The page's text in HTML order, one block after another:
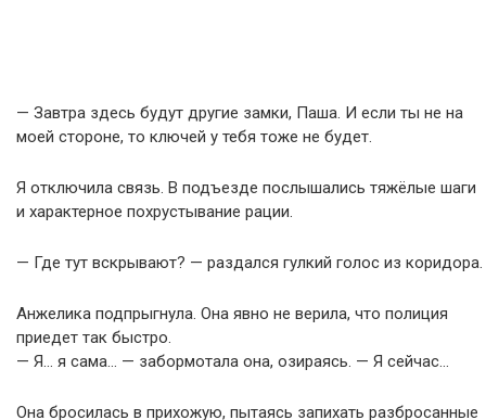
— Завтра здесь будут другие замки, Паша. И если ты не на
моей стороне, то ключей у тебя тоже не будет.
Я отключила связь. В подъезде послышались тяжёлые шаги
и характерное похрустывание рации.
— Где тут вскрывают? — раздался гулкий голос из коридора.
Анжелика подпрыгнула. Она явно не верила, что полиция
приедет так быстро.
— Я… я сама… — забормотала она, озираясь. — Я сейчас…
Она бросилась в прихожую, пытаясь запихать разбросанные